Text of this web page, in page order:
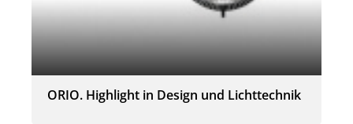
ORIO. Highlight in Design und Lichttechnik